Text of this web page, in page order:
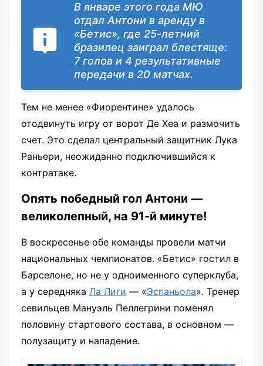
В январе этого года МЮ
отдал Антони в аренду в
«Бетис», где 25-летний
бразилец заиграл блестяще:
7 голов и 4 результативные
передачи в 20 матчах.
Тем не менее «Фиорентине» удалось
отодвинуть игру от ворот Де Хеа и размочить
счет. Это сделал центральный защитник Лука
Раньери, неожиданно подключившийся к
контратаке.
Опять победный гол Антони —
великолепный, на 91-й минуте!
В воскресенье обе команды провели матчи
национальных чемпионатов. «Бетис» гостил в
Барселоне, но не у одноименного суперклуба,
а у середняка Ла Лиги — «Эспаньола». Тренер
севильцев Мануэль Пеллегрини поменял
половину стартового состава, в основном —
полузащиту и нападение.